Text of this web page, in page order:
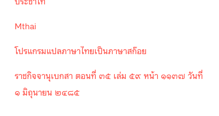
Mthai
โปรแกรมแปลภาษาไทยเป็นภาษาสก๊อย
ราชกิจจานุเบกสา ตอนที่ ๓๕ เล่ม ๕๙ หน้า ๑๑๓๗ วันที่
๑ มิถุนายน ๒๔๘๕